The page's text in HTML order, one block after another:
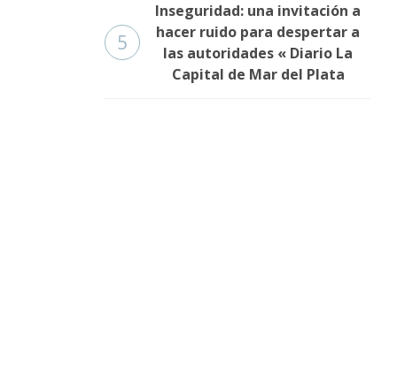
5
Inseguridad: una invitación a
hacer ruido para despertar a
las autoridades « Diario La
Capital de Mar del Plata